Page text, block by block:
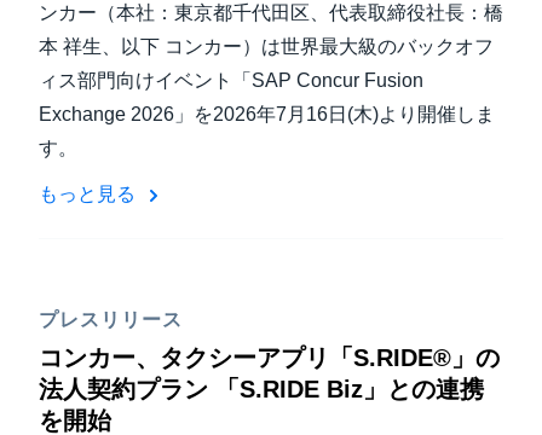
ンカー（本社：東京都千代田区、代表取締役社長：橋
本 祥生、以下 コンカー）は世界最大級のバックオフ
ィス部門向けイベント「SAP Concur Fusion
Exchange 2026」を2026年7月16日(木)より開催しま
す。
もっと見る
プレスリリース
コンカー、タクシーアプリ「S.RIDE®」の
法人契約プラン 「S.RIDE Biz」との連携
を開始